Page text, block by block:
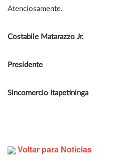
Atenciosamente.
Costabile Matarazzo Jr.
Presidente
Sincomercio Itapetininga
Voltar para Notícias